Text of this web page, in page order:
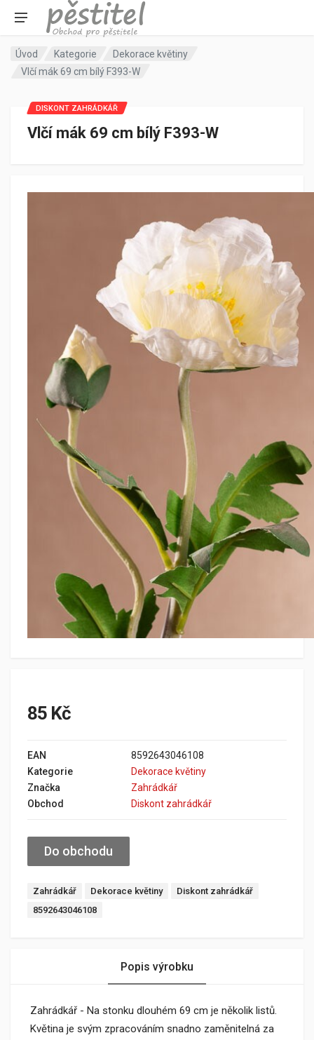
Úvod Kategorie
Dekorace květiny
Vlčí mák 69 cm bílý F393-W
Vlčí mák 69 cm bílý F393-W
DISKONT ZAHRÁDKÁŘ
85 Kč
EAN
8592643046108
Kategorie
Dekorace květiny
Značka
Zahrádkář
Obchod
Diskont zahrádkář
Do obchodu
Zahrádkář Dekorace květiny
Diskont zahrádkář
8592643046108
Popis výrobku
Zahrádkář - Na stonku dlouhém 69 cm je několik listů.
Květina je svým zpracováním snadno zaměnitelná za